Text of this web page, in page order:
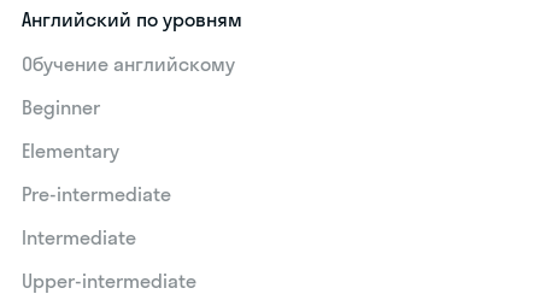
Английский по уровням
Обучение английскому
Beginner
Elementary
Pre-intermediate
Intermediate
Upper-intermediate